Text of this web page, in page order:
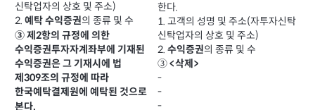
신탁업자의 상호 및 주소)
2. 예탁 수익증권의 종류 및 수
③ 제2항의 규정에 의한
수익증권투자자계좌부에 기재된
수익증권은 그 기재시에 법
제309조의 규정에 따라
한국예탁결제원에 예탁된 것으로
본다.
한다.
1. 고객의 성명 및 주소(자투자신탁
신탁업자의 상호 및 주소)
2. 수익증권의 종류 및 수
③<삭제>
-
-
-